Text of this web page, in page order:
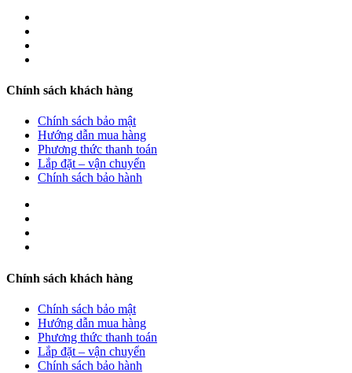
Chính sách khách hàng
Chính sách bảo mật
Hướng dẫn mua hàng
Phương thức thanh toán
Lắp đặt – vận chuyển
Chính sách bảo hành
Chính sách khách hàng
Chính sách bảo mật
Hướng dẫn mua hàng
Phương thức thanh toán
Lắp đặt – vận chuyển
Chính sách bảo hành